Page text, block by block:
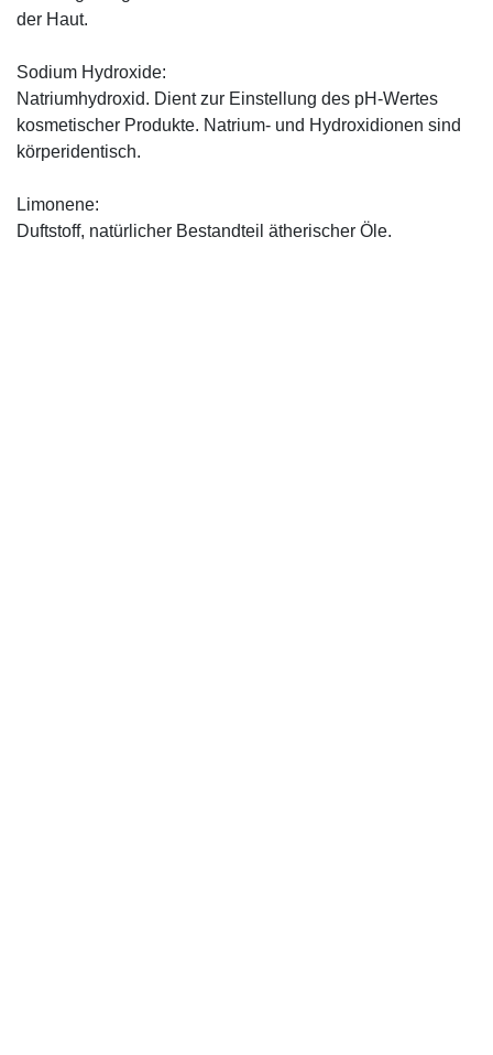
der Haut.
Sodium Hydroxide:
Natriumhydroxid. Dient zur Einstellung des pH-Wertes
kosmetischer Produkte. Natrium- und Hydroxidionen sind
körperidentisch.
Limonene:
Duftstoff, natürlicher Bestandteil ätherischer Öle.